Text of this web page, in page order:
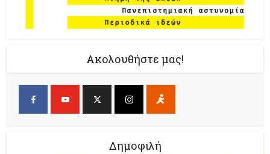
Ακολουθήστε μας!
Δημοφιλή